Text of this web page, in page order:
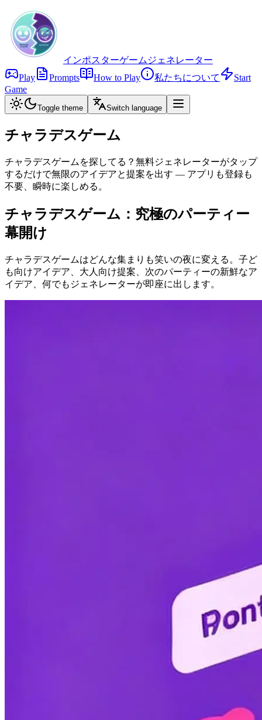
インポスターゲームジェネレーター
Play
Prompts How to Play 私たちについて
Start
Game
Toggle theme Switch language
チャラデスゲーム
チャラデスゲームを探してる？無料ジェネレーターがタップ
するだけで無限のアイデアと提案を出す — アプリも登録も
不要、瞬時に楽しめる。
チャラデスゲーム：究極のパーティー
幕開け
チャラデスゲームはどんな集まりも笑いの夜に変える。子ど
も向けアイデア、大人向け提案、次のパーティーの新鮮なア
イデア、何でもジェネレーターが即座に出します。